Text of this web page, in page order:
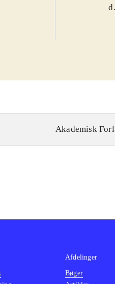
Akademisk
Afdelinger
Bøger